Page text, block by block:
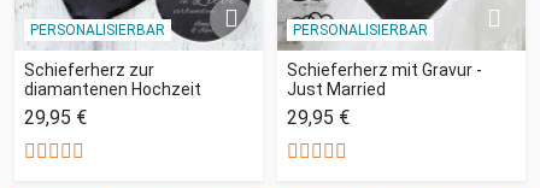
PERSONALISIERBAR
Schieferherz zur
diamantenen Hochzeit
29,95 €
PERSONALISIERBAR
Schieferherz mit Gravur -
Just Married
29,95 €